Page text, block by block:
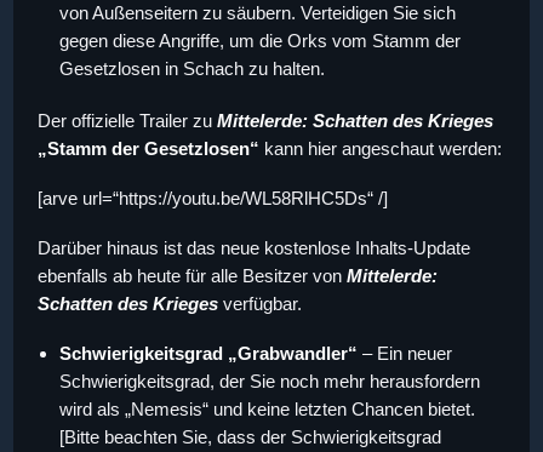
von Außenseitern zu säubern. Verteidigen Sie sich
gegen diese Angriffe, um die Orks vom Stamm der
Gesetzlosen in Schach zu halten.
Der offizielle Trailer zu Mittelerde: Schatten des Krieges
„Stamm der Gesetzlosen“ kann hier angeschaut werden:
[arve url=“https://youtu.be/WL58RlHC5Ds“ /]
Darüber hinaus ist das neue kostenlose Inhalts-Update
ebenfalls ab heute für alle Besitzer von Mittelerde:
Schatten des Krieges verfügbar.
Schwierigkeitsgrad „Grabwandler“ – Ein neuer
Schwierigkeitsgrad, der Sie noch mehr herausfordern
wird als „Nemesis“ und keine letzten Chancen bietet.
[Bitte beachten Sie, dass der Schwierigkeitsgrad